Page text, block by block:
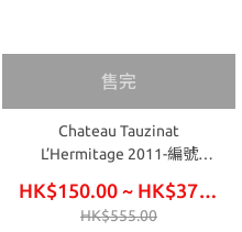
售完
Chateau Tauzinat
L’Hermitage 2011-編號
HK$150.00 ~ HK$375.00
HK$555.00